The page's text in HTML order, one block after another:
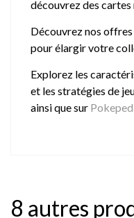
découvrez des cartes
Découvrez nos offres
pour élargir votre
Explorez les
et les stratégies de
ainsi que sur
8 autres